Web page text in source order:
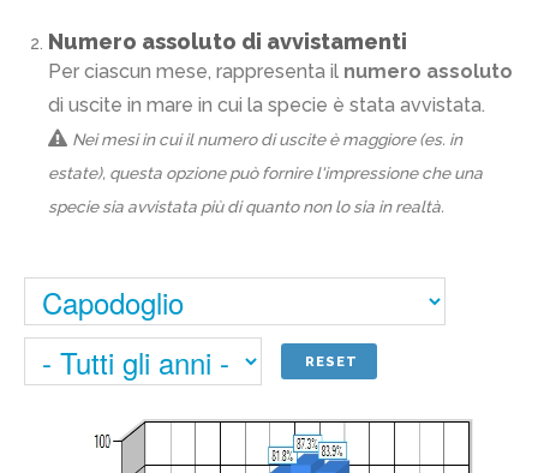
Numero assoluto di avvistamenti
Per ciascun mese, rappresenta il numero assoluto
di uscite in mare in cui la specie è stata avvistata.
Nei mesi in cui il numero di uscite è maggiore (es. in
estate), questa opzione può fornire l'impressione che una
specie sia avvistata più di quanto non lo sia in realtà.